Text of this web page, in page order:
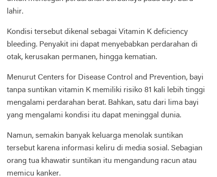
lahir.
Kondisi tersebut dikenal sebagai Vitamin K deficiency
bleeding. Penyakit ini dapat menyebabkan perdarahan di
otak, kerusakan permanen, hingga kematian.
Menurut Centers for Disease Control and Prevention, bayi
tanpa suntikan vitamin K memiliki risiko 81 kali lebih tinggi
mengalami perdarahan berat. Bahkan, satu dari lima bayi
yang mengalami kondisi itu dapat meninggal dunia.
Namun, semakin banyak keluarga menolak suntikan
tersebut karena informasi keliru di media sosial. Sebagian
orang tua khawatir suntikan itu mengandung racun atau
memicu kanker.